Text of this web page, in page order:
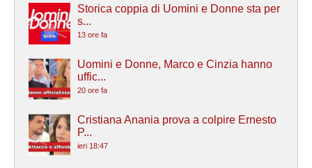
Storica coppia di Uomini e Donne sta per
s...
13 ore fa
Uomini e Donne, Marco e Cinzia hanno
uffic...
20 ore fa
Cristiana Anania prova a colpire Ernesto
P...
ieri 18:47